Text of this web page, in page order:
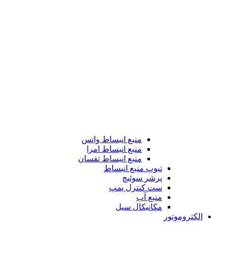
منبع انبساط واتس
منبع انبساط امرا
منبع انبساط تفسان
تیوپ منبع انبساط
پرشر سوئیچ
ست کنترل پمپ
منبع آب
مکانیکال سیل
الکتروموتور